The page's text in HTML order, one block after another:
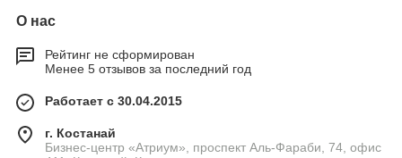
О нас
Рейтинг не сформирован
Менее 5 отзывов за последний год
Работает с 30.04.2015
г. Костанай
Бизнес-центр «Атриум», проспект Аль-Фараби, 74, офис